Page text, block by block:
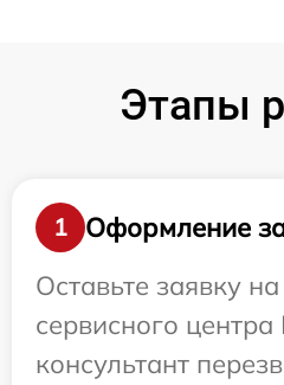
Этапы
1
Оформление
Оставьте заявку
сервисного
консультант